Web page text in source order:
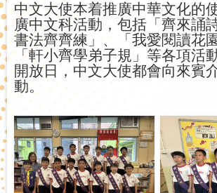
中文大使本着推廣中華文化的
廣中文科活動，包括「齊來誦
書法齊齊練」、「我愛閱讀花
「軒小齊學弟子規」等各項活
開放日，中文大使都會向來賓
動。